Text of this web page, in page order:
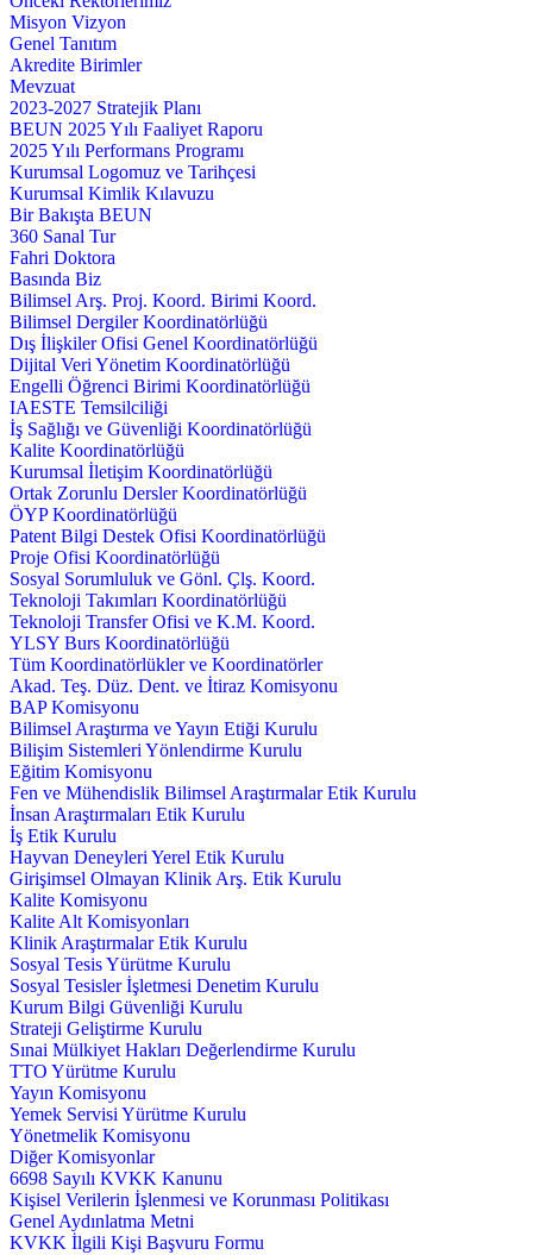
Misyon Vizyon
Genel Tanıtım
Akredite Birimler
Mevzuat
2023-2027 Stratejik Planı
BEUN 2025 Yılı Faaliyet Raporu
2025 Yılı Performans Programı
Kurumsal Logomuz ve Tarihçesi
Kurumsal Kimlik Kılavuzu
Bir Bakışta BEUN
360 Sanal Tur
Fahri Doktora
Basında Biz
Bilimsel Arş. Proj. Koord. Birimi Koord.
Bilimsel Dergiler Koordinatörlüğü
Dış İlişkiler Ofisi Genel Koordinatörlüğü
Dijital Veri Yönetim Koordinatörlüğü
Engelli Öğrenci Birimi Koordinatörlüğü
IAESTE Temsilciliği
İş Sağlığı ve Güvenliği Koordinatörlüğü
Kalite Koordinatörlüğü
Kurumsal İletişim Koordinatörlüğü
Ortak Zorunlu Dersler Koordinatörlüğü
ÖYP Koordinatörlüğü
Patent Bilgi Destek Ofisi Koordinatörlüğü
Proje Ofisi Koordinatörlüğü
Sosyal Sorumluluk ve Gönl. Çlş. Koord.
Teknoloji Takımları Koordinatörlüğü
Teknoloji Transfer Ofisi ve K.M. Koord.
YLSY Burs Koordinatörlüğü
Tüm Koordinatörlükler ve Koordinatörler
Akad. Teş. Düz. Dent. ve İtiraz Komisyonu
BAP Komisyonu
Bilimsel Araştırma ve Yayın Etiği Kurulu
Bilişim Sistemleri Yönlendirme Kurulu
Eğitim Komisyonu
Fen ve Mühendislik Bilimsel Araştırmalar Etik Kurulu
İnsan Araştırmaları Etik Kurulu
İş Etik Kurulu
Hayvan Deneyleri Yerel Etik Kurulu
Girişimsel Olmayan Klinik Arş. Etik Kurulu
Kalite Komisyonu
Kalite Alt Komisyonları
Klinik Araştırmalar Etik Kurulu
Sosyal Tesis Yürütme Kurulu
Sosyal Tesisler İşletmesi Denetim Kurulu
Kurum Bilgi Güvenliği Kurulu
Strateji Geliştirme Kurulu
Sınai Mülkiyet Hakları Değerlendirme Kurulu
TTO Yürütme Kurulu
Yayın Komisyonu
Yemek Servisi Yürütme Kurulu
Yönetmelik Komisyonu
Diğer Komisyonlar
6698 Sayılı KVKK Kanunu
Kişisel Verilerin İşlenmesi ve Korunması Politikası
Genel Aydınlatma Metni
KVKK İlgili Kişi Başvuru Formu